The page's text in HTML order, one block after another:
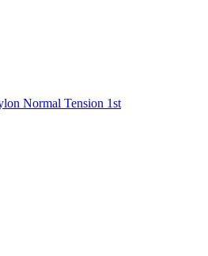
Normal Tension 1st